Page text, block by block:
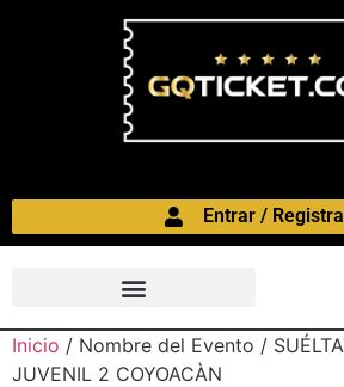
Entrar /
Inicio / Nombre del Evento /
JUVENIL 2 COYOACÀN